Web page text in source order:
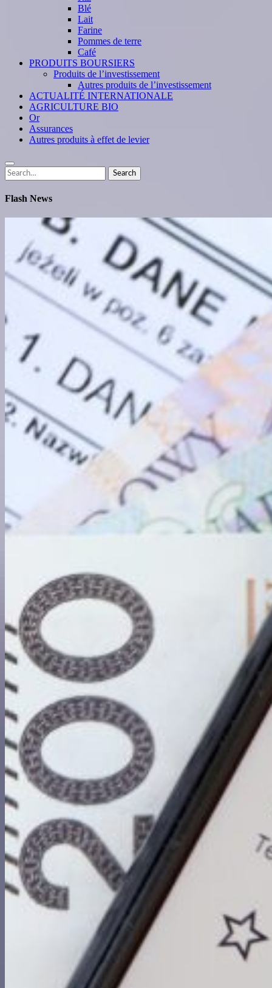
Blé
Lait
Farine
Pommes de terre
Café
PRODUITS BOURSIERS
Produits de l’investissement
Autres produits de l’investissement
ACTUALITÉ INTERNATIONALE
AGRICULTURE BIO
Or
Assurances
Autres produits à effet de levier
Search
for:
Search
Flash News